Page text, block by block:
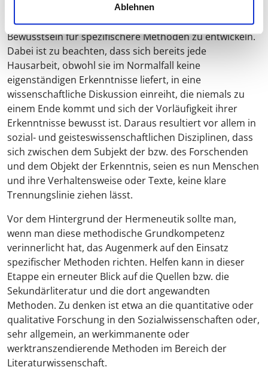
Ablehnen
Auf der Grundlage der eingangs kurz erwähnten
methodischen Basis, der Hermeneutik, gilt es, ein
Bewusstsein für spezifischere Methoden zu entwickeln.
Dabei ist zu beachten, dass sich bereits jede
Hausarbeit, obwohl sie im Normalfall keine
eigenständigen Erkenntnisse liefert, in eine
wissenschaftliche Diskussion einreiht, die niemals zu
einem Ende kommt und sich der Vorläufigkeit ihrer
Erkenntnisse bewusst ist. Daraus resultiert vor allem in
sozial- und geisteswissenschaftlichen Disziplinen, dass
sich zwischen dem Subjekt der bzw. des Forschenden
und dem Objekt der Erkenntnis, seien es nun Menschen
und ihre Verhaltensweise oder Texte, keine klare
Trennungslinie ziehen lässt.
Vor dem Hintergrund der Hermeneutik sollte man,
wenn man diese methodische Grundkompetenz
verinnerlicht hat, das Augenmerk auf den Einsatz
spezifischer Methoden richten. Helfen kann in dieser
Etappe ein erneuter Blick auf die Quellen bzw. die
Sekundärliteratur und die dort angewandten
Methoden. Zu denken ist etwa an die quantitative oder
qualitative Forschung in den Sozialwissenschaften oder,
sehr allgemein, an werkimmanente oder
werktranszendierende Methoden im Bereich der
Literaturwissenschaft.